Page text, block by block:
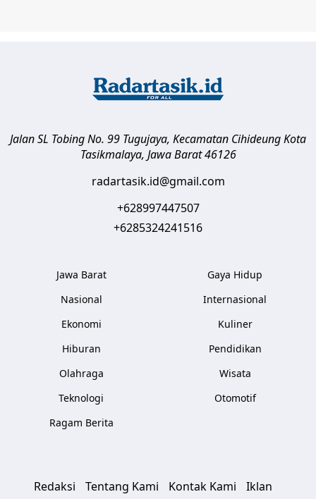
Jalan SL Tobing No. 99 Tugujaya, Kecamatan CihideungKota
Tasikmalaya, Jawa Barat 46126
radartasik.id@gmail.com
+628997447507
+6285324241516
Jawa Barat
Nasional
Ekonomi
Hiburan
Olahraga
Teknologi
Ragam Berita
Gaya Hidup
Internasional
Kuliner
Pendidikan
Wisata
Otomotif
Redaksi Tentang Kami Kontak Kami Iklan